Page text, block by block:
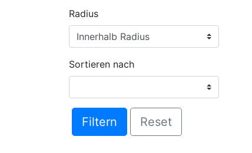
Radius
Sortieren nach
Filtern Reset